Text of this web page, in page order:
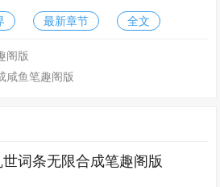
最新章节 全文
阁版
咸鱼笔趣阁版
词条无限合成笔趣阁版